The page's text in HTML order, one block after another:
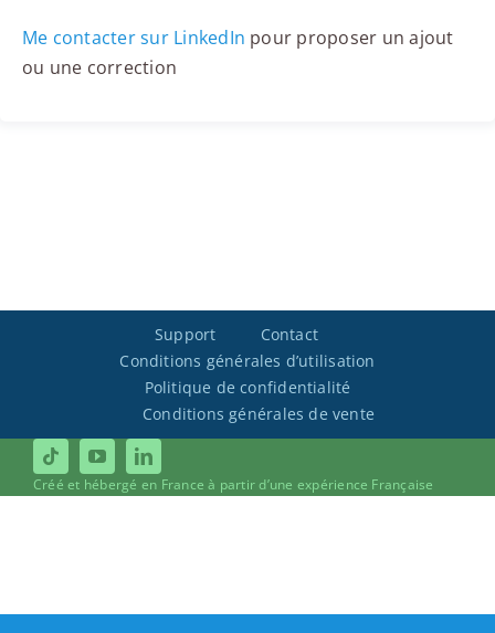
Me contacter sur LinkedIn pour proposer un ajout
ou une correction
Support
Contact
Conditions générales d’utilisation
Politique de confidentialité
Conditions générales de vente
Créé et hébergé en France à partir d’une expérience Française